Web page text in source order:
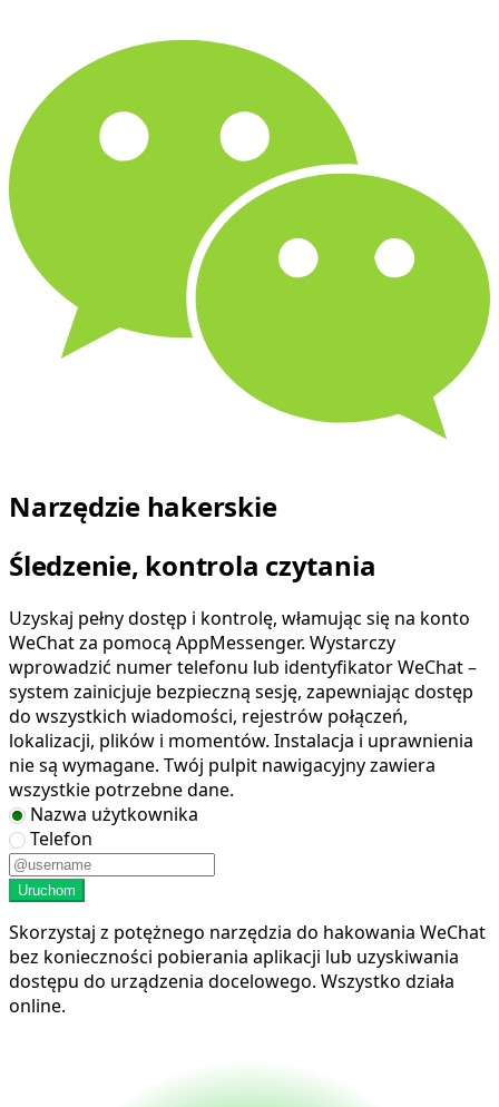
Narzędzie hakerskie
Śledzenie, kontrola czytania
Uzyskaj pełny dostęp i kontrolę, włamując się na konto
WeChat za pomocą AppMessenger. Wystarczy
wprowadzić numer telefonu lub identyfikator WeChat –
system zainicjuje bezpieczną sesję, zapewniając dostęp
do wszystkich wiadomości, rejestrów połączeń,
lokalizacji, plików i momentów. Instalacja i uprawnienia
nie są wymagane. Twój pulpit nawigacyjny zawiera
wszystkie potrzebne dane.
Nazwa użytkownika
Telefon
Uruchom
Skorzystaj z potężnego narzędzia do hakowania WeChat
bez konieczności pobierania aplikacji lub uzyskiwania
dostępu do urządzenia docelowego. Wszystko działa
online.